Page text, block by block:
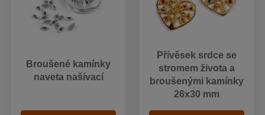
Broušené kamínky
naveta našívací
Přívěsek srdce se
stromem života a
broušenými kamínky
26x30 mm